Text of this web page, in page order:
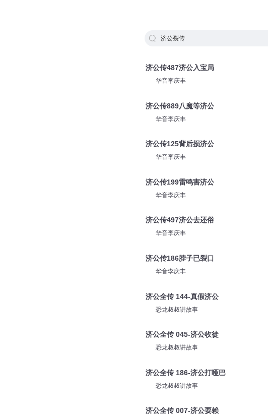
济公裂传
济公传487济公入宝局
华音李庆丰
济公传889八魔等济公
华音李庆丰
济公传125背后损济公
华音李庆丰
济公传199雷鸣害济公
华音李庆丰
济公传497济公去还俗
华音李庆丰
济公传186脖子已裂口
华音李庆丰
济公全传 144-真假济公
恐龙叔叔讲故事
济公全传 045-济公收徒
恐龙叔叔讲故事
济公全传 186-济公打哑巴
恐龙叔叔讲故事
济公全传 007-济公耍赖